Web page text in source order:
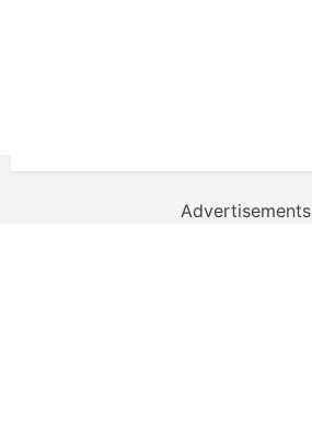
Advertisements